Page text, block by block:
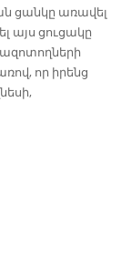
ցանկը առավել
այս ցուցակը
որ իրենց